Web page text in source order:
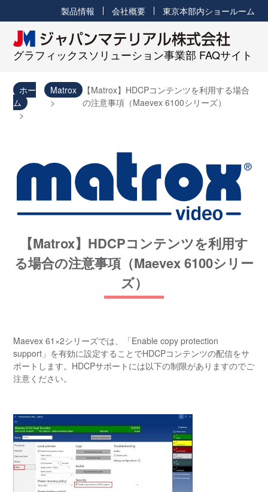
グラフィックスソリューション事業部 FAQサイト
製品情報 会社概要 東京本部内ショールーム
ホー
ム
Matrox
【Matrox】HDCPコンテンツを利用する場合
の注意事項（Maevex 6100シリーズ）
【Matrox】HDCPコンテンツを利用す
る場合の注意事項（Maevex 6100シリー
ズ）
Maevex 61×2シリーズでは、「Enable copy protection
support」を有効に設定することでHDCPコンテンツの配信をサ
ポートします。HDCPサポートには以下の制限がありますのでご
注意ください。